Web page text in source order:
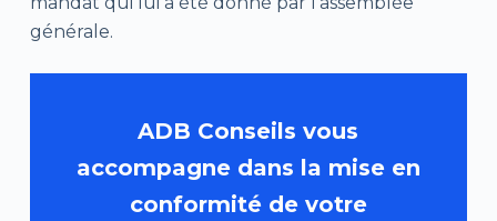
générale.
ADB Conseils vous
accompagne dans la mise en
conformité de votre